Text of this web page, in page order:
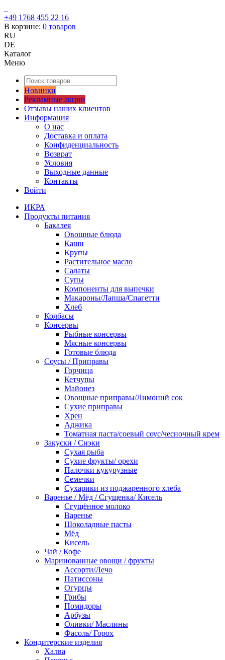
+49 1768 455 22 16
В корзине: 0 товаров
RU
DE
Каталог
Меню
Новинки
Рекламные акции
Отзывы наших клиентов
Информация
О нас
Доставка и оплата
Конфиденциальность
Возврат
Условия
Выходные данные
Контакты
Войти
ИКРА
Продукты питания
Бакалея
Овощные блюда
Каши
Крупы
Растительное масло
Салаты
Супы
Компоненты для выпечки
Макароны/Лапша/Спагетти
Хлеб
Колбасы
Консервы
Рыбные консервы
Мясные консервы
Готовые блюда
Соусы / Приправы
Горчица
Кетчупы
Майонез
Овощные приправы/Лимоннй сок
Сухие приправы
Хрен
Аджика
Томатная паста/соевый соус/чесночный крем
Закуски / Снэки
Сухая рыба
Сухие фрукты/ орехи
Палочки кукурузные
Семечки
Сухарики из поджаренного хлеба
Варенье / Мёд / Сгущенка/ Кисель
Сгущённое молоко
Варенье
Шоколадные пасты
Мёд
Кисель
Чай / Кофе
Маринованные овощи / фрукты
Ассорти/Лечо
Патиссоны
Огурцы
Грибы
Помидоры
Арбузы
Оливки/ Маслины
Фасоль/ Горох
Кондитерские изделия
Халва